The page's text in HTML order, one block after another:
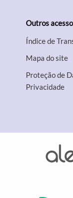
Outros
Índice de
Mapa do site
Proteção de
Privacidade